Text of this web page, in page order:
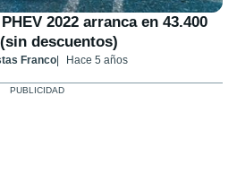
2022 arranca en 43.400
descuentos)
Franco Hace 5 años